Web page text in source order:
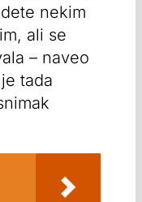
nekim
ali se
– naveo
tada